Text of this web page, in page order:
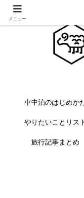
車中泊のはじめか
やりたいことリス
旅行記事まとめ
メニュー